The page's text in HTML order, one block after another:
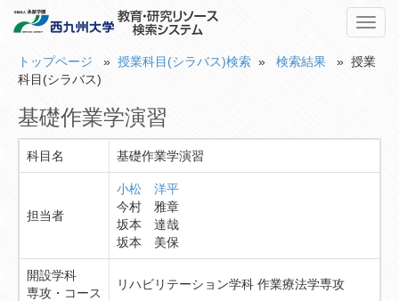
トップページ » 授業科目(シラバス)検索 » 検索結果 » 授業
科目(シラバス)
基礎作業学演習
科目名 基礎作業学演習
担当者
小松 洋平
今村 雅章
坂本 達哉
坂本 美保
開設学科
専攻・コース
リハビリテーション学科 作業療法学専攻